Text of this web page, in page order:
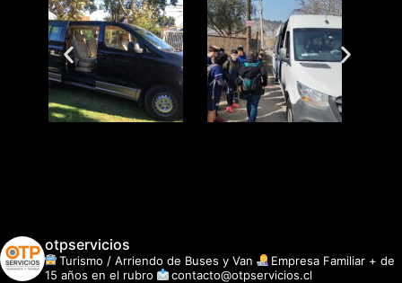
otpservicios
Turismo / Arriendo de Buses y Van
Empresa Familiar + de
15 años en el rubro
contacto@otpservicios.cl